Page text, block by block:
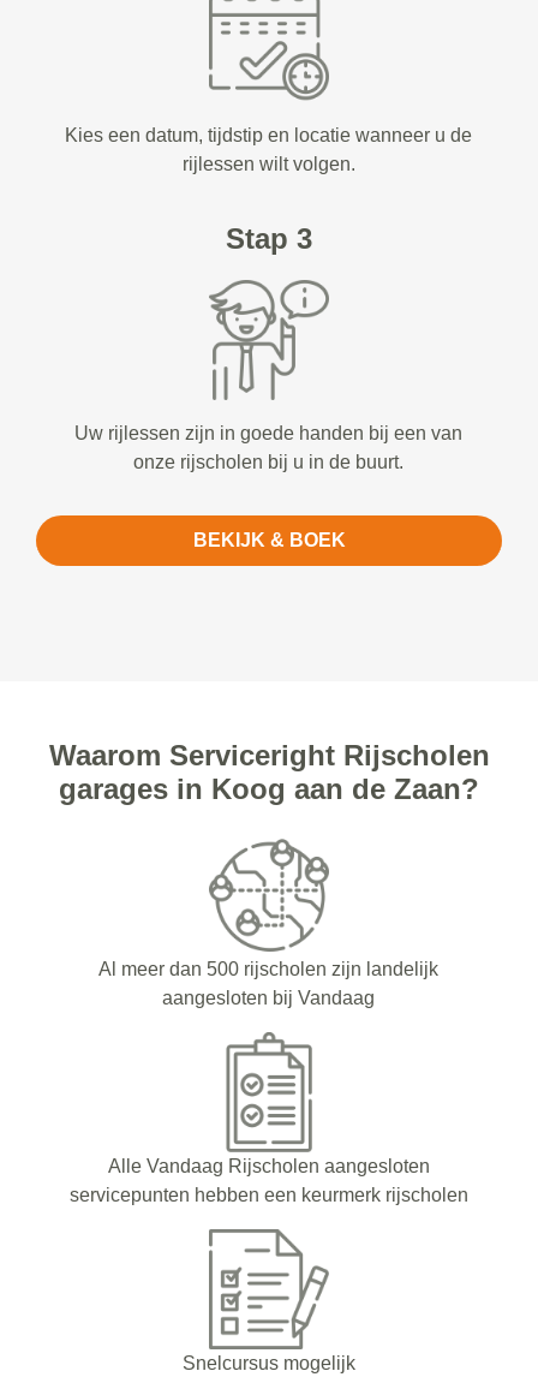
Kies een datum, tijdstip en locatie wanneer u de
rijlessen wilt volgen.
Stap 3
Uw rijlessen zijn in goede handen bij een van
onze rijscholen bij u in de buurt.
BEKIJK & BOEK
Waarom Serviceright Rijscholen
garages in Koog aan de Zaan?
Al meer dan 500 rijscholen zijn landelijk
aangesloten bij Vandaag
Alle Vandaag Rijscholen aangesloten
servicepunten hebben een keurmerk rijscholen
Snelcursus mogelijk